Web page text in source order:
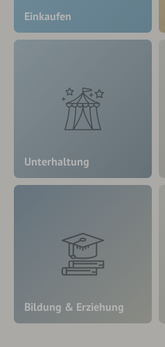
Einkaufen
Unterhaltung
Bildung & Erziehung